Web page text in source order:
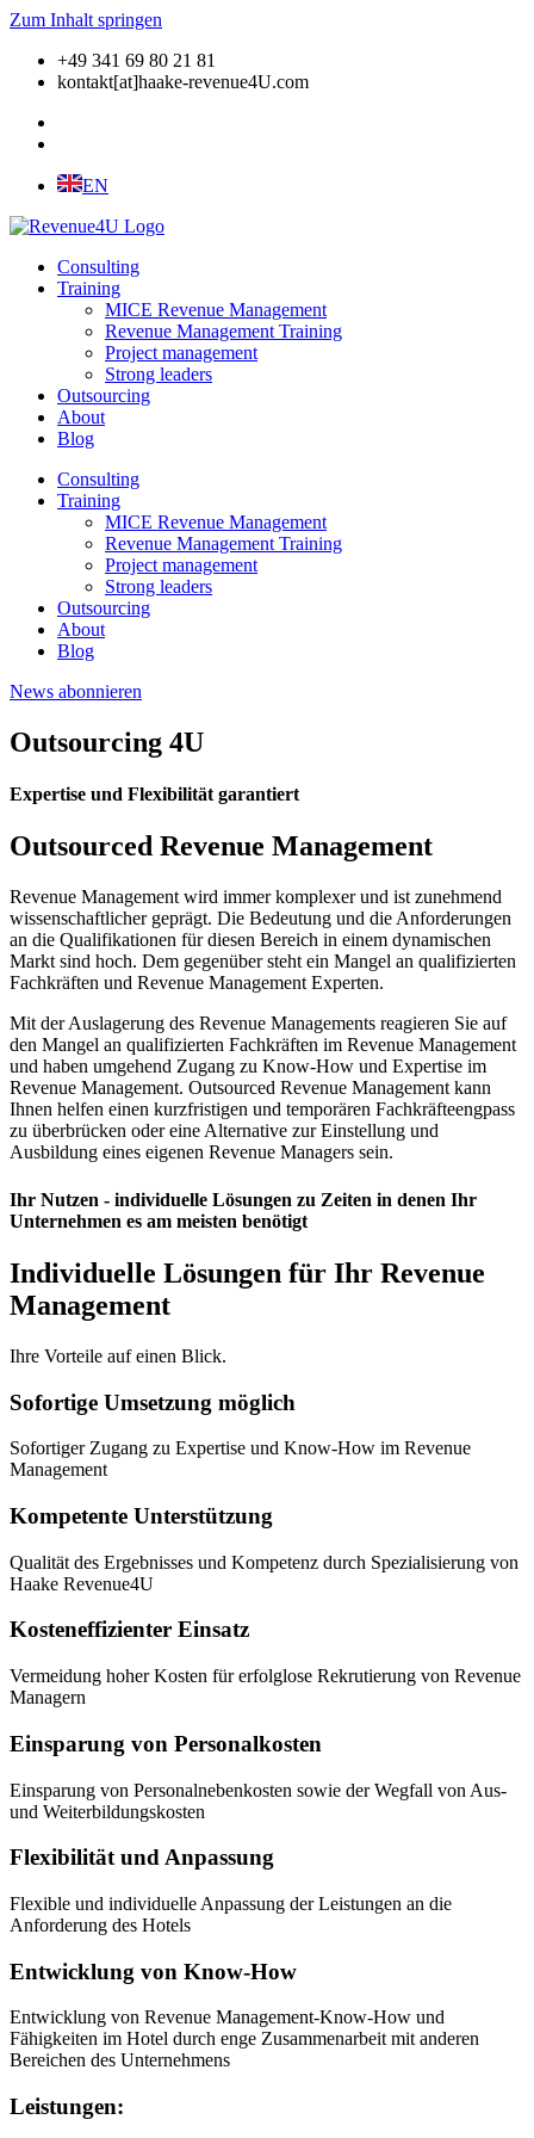
Zum Inhalt springen
+49 341 69 80 21 81
kontakt[at]haake-revenue4U.com
EN
Consulting
Training
MICE Revenue Management
Revenue Management Training
Project management
Strong leaders
Outsourcing
About
Blog
Consulting
Training
MICE Revenue Management
Revenue Management Training
Project management
Strong leaders
Outsourcing
About
Blog
News abonnieren
Outsourcing 4U
Expertise und Flexibilität garantiert
Outsourced Revenue Management
Revenue Management wird immer komplexer und ist zunehmend
wissenschaftlicher geprägt. Die Bedeutung und die Anforderungen
an die Qualifikationen für diesen Bereich in einem dynamischen
Markt sind hoch. Dem gegenüber steht ein Mangel an qualifizierten
Fachkräften und Revenue Management Experten.
Mit der Auslagerung des Revenue Managements reagieren Sie auf
den Mangel an qualifizierten Fachkräften im Revenue Management
und haben umgehend Zugang zu Know-How und Expertise im
Revenue Management. Outsourced Revenue Management kann
Ihnen helfen einen kurzfristigen und temporären Fachkräfteengpass
zu überbrücken oder eine Alternative zur Einstellung und
Ausbildung eines eigenen Revenue Managers sein.
Ihr Nutzen - individuelle Lösungen zu Zeiten in denen Ihr
Unternehmen es am meisten benötigt
Individuelle Lösungen für Ihr Revenue
Management
Ihre Vorteile auf einen Blick.
Sofortige Umsetzung möglich
Sofortiger Zugang zu Expertise und Know-How im Revenue
Management
Kompetente Unterstützung
Qualität des Ergebnisses und Kompetenz durch Spezialisierung von
Haake Revenue4U
Kosteneffizienter Einsatz
Vermeidung hoher Kosten für erfolglose Rekrutierung von Revenue
Managern
Einsparung von Personalkosten
Einsparung von Personalnebenkosten sowie der Wegfall von Aus-
und Weiterbildungskosten
Flexibilität und Anpassung
Flexible und individuelle Anpassung der Leistungen an die
Anforderung des Hotels
Entwicklung von Know-How
Entwicklung von Revenue Management-Know-How und
Fähigkeiten im Hotel durch enge Zusammenarbeit mit anderen
Bereichen des Unternehmens
Leistungen: